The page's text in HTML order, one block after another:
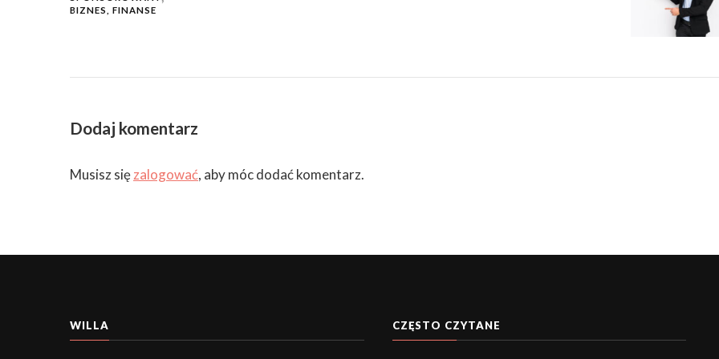
BIZNES, FINANSE
Dodaj komentarz
Musisz sięzalogować, aby móc dodać komentarz.
WILLA CZĘSTO CZYTANE